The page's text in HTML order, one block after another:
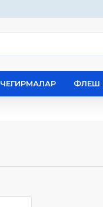
ЧЕГИРМАЛАР ФЛЕШ